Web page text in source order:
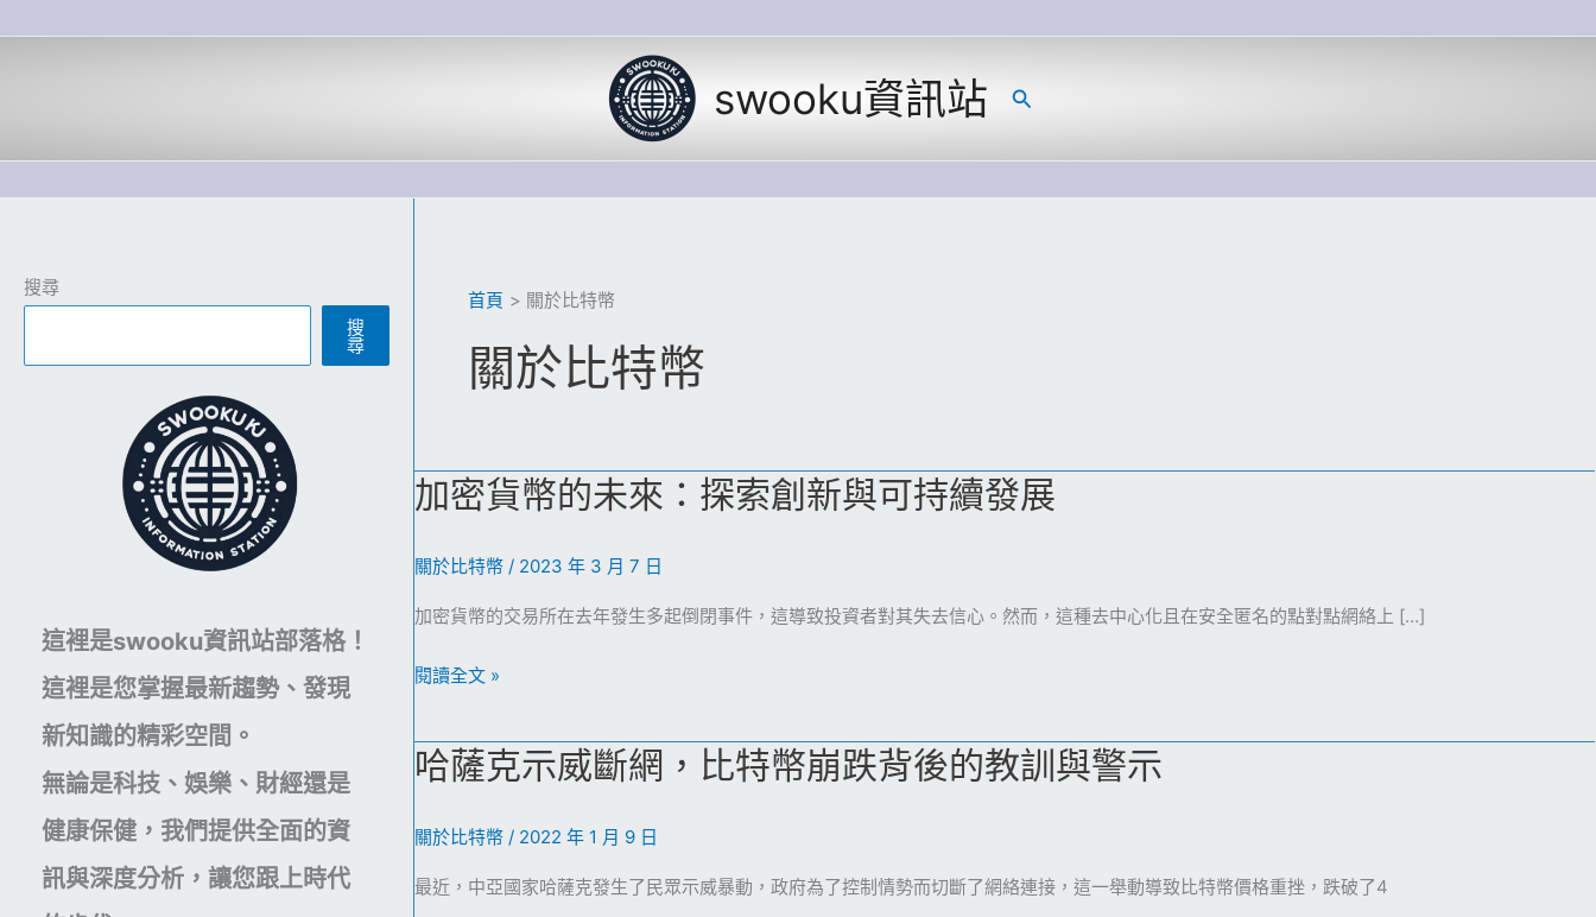
swooku資訊站
搜
搜尋
搜
尋
這裡是swooku資訊站部落格！
這裡是您掌握最新趨勢、發現
新知識的精彩空間。
無論是科技、娛樂、財經還是
健康保健，我們提供全面的資
訊與深度分析，讓您跟上時代
首頁 關於比特幣
關於比特幣
加密貨幣的未來：探索創新與可持續發展
關於比特幣 / 2023 年 3 月 7 日
加密貨幣的交易所在去年發生多起倒閉事件，這導致投資者對其失去信心。然而，這種去中心化且在安全匿名的點對點網絡上 […]
加
貨
幣
未
探
閱讀全文 »
哈薩克示威斷網，比特幣崩跌背後的教訓與警示
關於比特幣 / 2022 年 1 月 9 日
最近，中亞國家哈薩克發生了民眾示威暴動，政府為了控制情勢而切斷了網絡連接，這一舉動導致比特幣價格重挫，跌破了4